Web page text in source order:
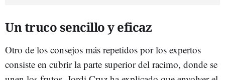
Un truco sencillo y eficaz
Otro de los consejos más repetidos por los expertos
consiste en cubrir la parte superior del racimo, donde se